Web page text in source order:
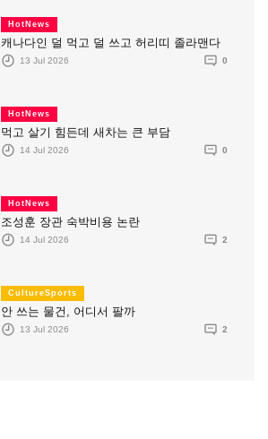
HotNews
캐나다인 덜 먹고 덜 쓰고 허리띠 졸라맨다
13 Jul 2026 0
HotNews
먹고 살기 힘든데 새차는 큰 부담
14 Jul 2026 0
HotNews
조성훈 장관 숙박비용 논란
14 Jul 2026 2
CultureSports
안 쓰는 물건, 어디서 팔까
13 Jul 2026 2